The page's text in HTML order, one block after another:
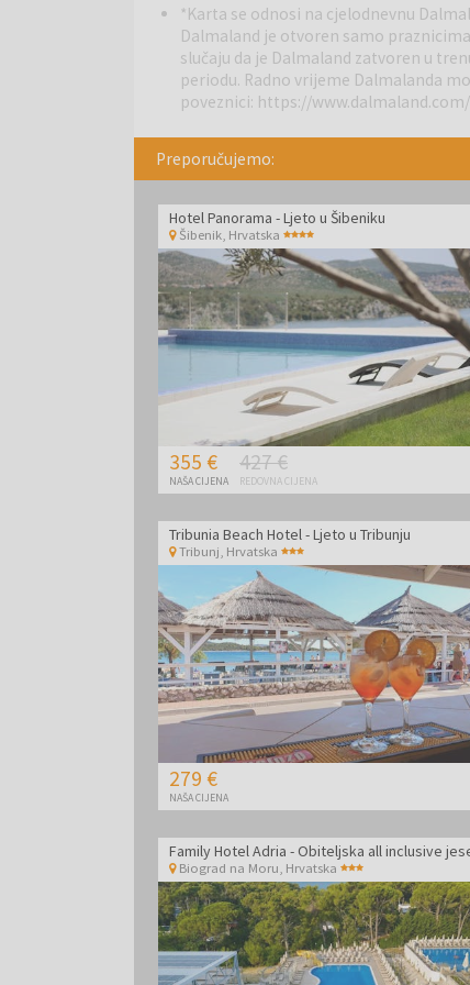
restoranima.
Biograd na Morujedno je od najvažnijih
svojoj bogatoj povijesti jer je nekada bio
Nacionalnog parka Paklenica te Parka prirode
30 km.
*Karta se odnosi na cjelodnevnu
Dalmaland je otvoren samo
slučaju da je Dalmaland zatvoren u
periodu. Radno vrijeme Dalmalanda
poveznici: https://
Preporučujemo:
Hotel Panorama - Ljeto u Šibeniku
Šibenik Hrvatska
355 €
NAŠA CIJENA
427 €
REDOVNA CIJENA
Tribunia Beach Hotel - Ljeto u Tribunju
Tribunj Hrvatska
279 €
NAŠA CIJENA
Biograd na Moru Hrvatska